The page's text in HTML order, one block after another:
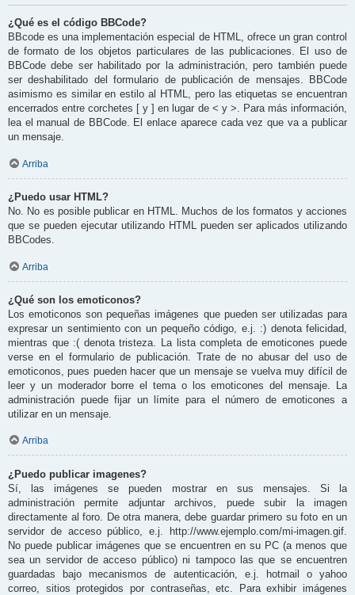
¿Qué es el código BBCode?
BBcode es una implementación especial de HTML, ofrece un gran control
de formato de los objetos particulares de las publicaciones. El uso de
BBCode debe ser habilitado por la administración, pero también puede
ser deshabilitado del formulario de publicación de mensajes. BBCode
asimismo es similar en estilo al HTML, pero las etiquetas se encuentran
encerrados entre corchetes [ y ] en lugar de < y >. Para más información,
lea el manual de BBCode. El enlace aparece cada vez que va a publicar
un mensaje.
Arriba
¿Puedo usar HTML?
No. No es posible publicar en HTML. Muchos de los formatos y acciones
que se pueden ejecutar utilizando HTML pueden ser aplicados utilizando
BBCodes.
Arriba
¿Qué son los emoticonos?
Los emoticonos son pequeñas imágenes que pueden ser utilizadas para
expresar un sentimiento con un pequeño código, e.j. :) denota felicidad,
mientras que :( denota tristeza. La lista completa de emoticones puede
verse en el formulario de publicación. Trate de no abusar del uso de
emoticonos, pues pueden hacer que un mensaje se vuelva muy difícil de
leer y un moderador borre el tema o los emoticones del mensaje. La
administración puede fijar un límite para el número de emoticones a
utilizar en un mensaje.
Arriba
¿Puedo publicar imagenes?
Sí, las imágenes se pueden mostrar en sus mensajes. Si la
administración permite adjuntar archivos, puede subir la imagen
directamente al foro. De otra manera, debe guardar primero su foto en un
servidor de acceso público, e.j. http://www.ejemplo.com/mi-imagen.gif.
No puede publicar imágenes que se encuentren en su PC (a menos que
sea un servidor de acceso público) ni tampoco las que se encuentren
guardadas bajo mecanismos de autenticación, e.j. hotmail o yahoo
correo, sitios protegidos por contraseñas, etc. Para exhibir imágenes